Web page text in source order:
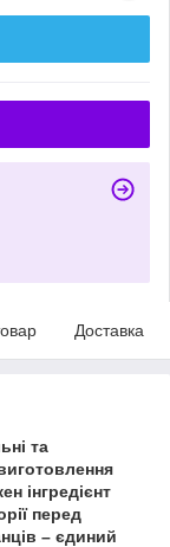
Доставка
та
інгредієнт
перед
– єдиний